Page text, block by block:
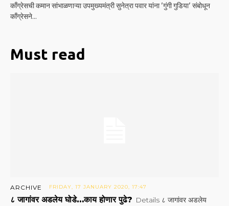
काँग्रेसची कमान सांभाळणाऱ्या उपमुख्यमंत्री सुनेत्रा पवार यांना 'गुंगी गुडिया' संबोधून
काँग्रेसने...
Must read
ARCHIVE FRIDAY, 17 JANUARY 2020, 17:47
८ जागांवर अडलेय घोडे…काय होणार पुढे? Details ८ जागांवर अडलेय